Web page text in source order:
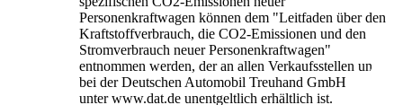
Personenkraftwagen können dem "Leitfaden über den
Kraftstoffverbrauch, die CO2-Emissionen und den
Stromverbrauch neuer Personenkraftwagen"
entnommen werden, der an allen Verkaufsstellen und
bei der Deutschen Automobil Treuhand GmbH
unter www.dat.de unentgeltlich erhältlich ist.